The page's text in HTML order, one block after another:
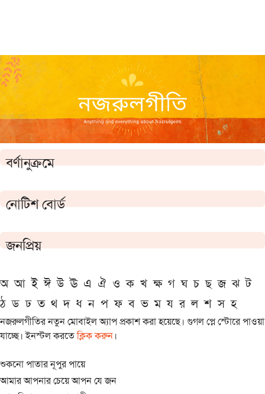
বর্ণানুক্রমে
নোটিশ বোর্ড
জনপ্রিয়
অ আ ই ঈ উ ঊ এ ঐ ও ক খ ক্ষ গ ঘ চ ছ জ ঝ ট
ঠ ড ঢ ত থ দ ধ ন প ফ ব ভ ম য র ল শ স হ
নজরুলগীতির নতুন মোবাইল অ্যাপ প্রকাশ করা হয়েছে। গুগল প্লে স্টোরে পাওয়া
যাচ্ছে। ইনস্টল করতেক্লিক করুন।
শুকনো পাতার নূপুর পায়ে
আমার আপনার চেয়ে আপন যে জন